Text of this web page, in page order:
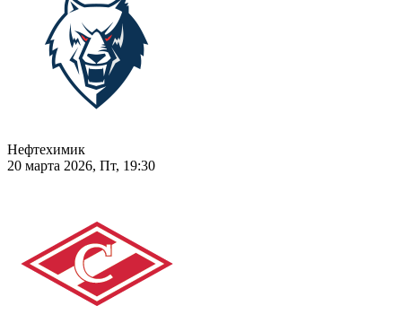
Нефтехимик
20 марта 2026, Пт, 19:30